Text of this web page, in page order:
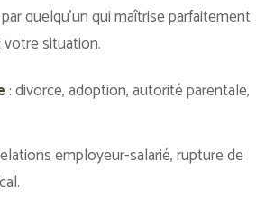
quelqu’un qui maîtrise parfaitement
votre situation.
: divorce, adoption, autorité parentale,
employeur-salarié, rupture de